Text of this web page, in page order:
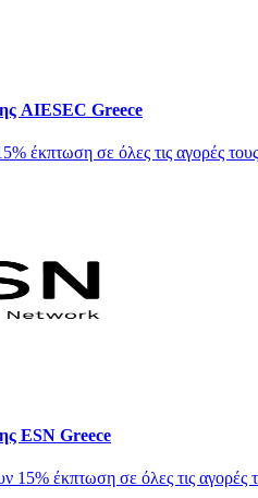
AIESEC Greece
έκπτωση σε όλες τις αγορές
ESN Greece
15% έκπτωση σε όλες τις αγορές